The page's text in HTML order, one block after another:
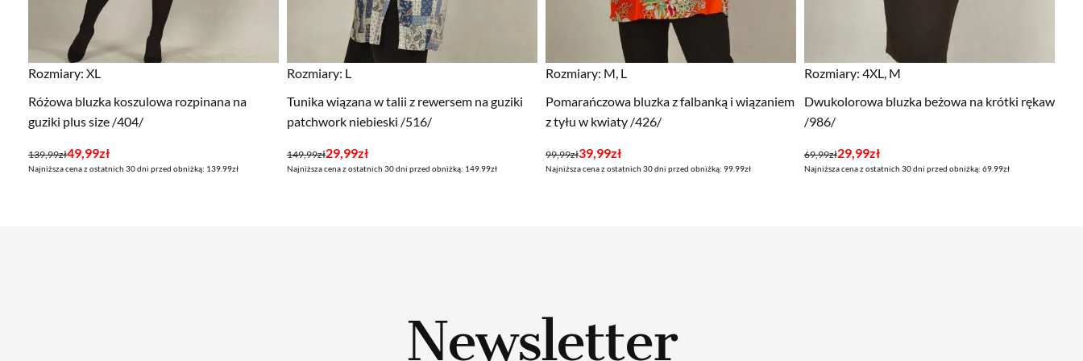
Rozmiary: XL
Różowa bluzka koszulowa rozpinana na
guziki plus size /404/
139,99zł
Pierwotna
cena
49,99zł
Aktualna
cena
Najniższa cena z ostatnich 30 dni przed obniżką: 139.99zł
Rozmiary: L
Tunika wiązana w talii z rewersem na guziki
patchwork niebieski /516/
149,99zł
Pierwotna
cena
29,99zł
Aktualna
cena
Najniższa cena z ostatnich 30 dni przed obniżką: 149.99zł
Rozmiary: M, L
Pomarańczowa bluzka z falbanką i wiązaniem
z tyłu w kwiaty /426/
99,99zł
Pierwotna
cena
39,99zł
Aktualna
cena
Najniższa cena z ostatnich 30 dni przed obniżką: 99.99zł
Rozmiary: 4XL, M
Dwukolorowa bluzka beżowa na krótki rękaw
/986/
69,99zł
Pierwotna
cena
29,99zł
Aktualna
cena
Najniższa cena z ostatnich 30 dni przed obniżką: 69.99zł
Newsletter